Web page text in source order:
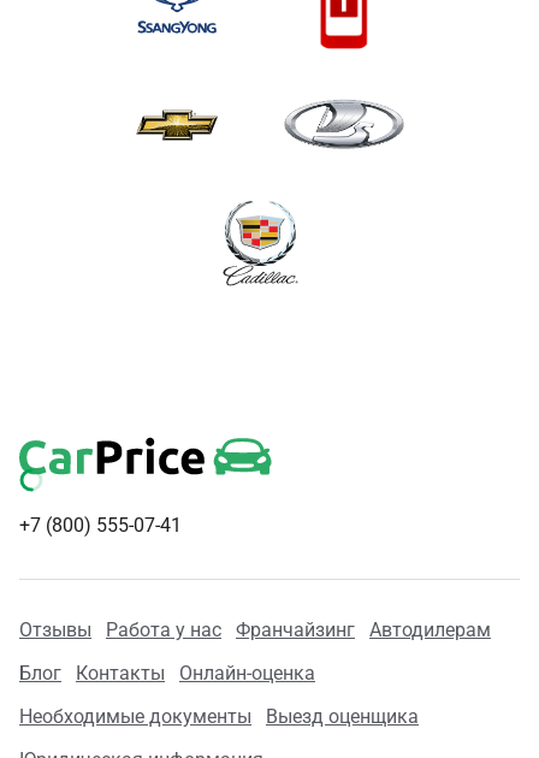
+7 (800) 555-07-41
Отзывы Работа у нас Франчайзинг
Автодилерам
Блог
Контакты
Онлайн-оценка
Необходимые документы
Выезд оценщика